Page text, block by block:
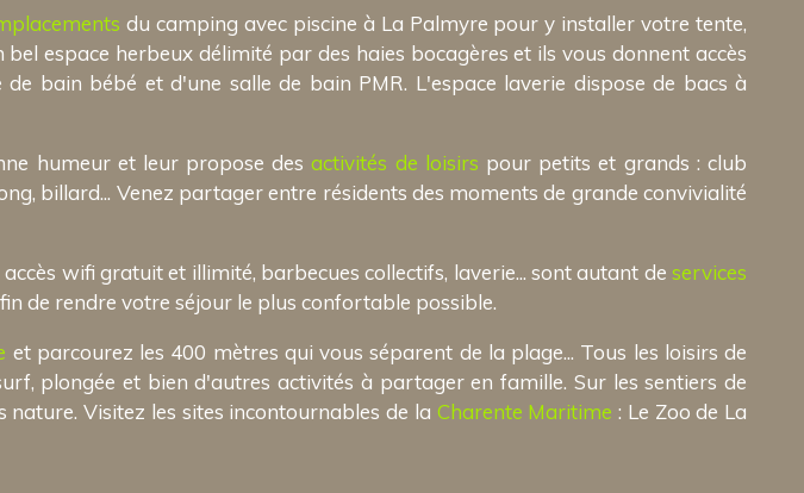
du camping avec piscine à La Palmyre pour y installer votre tente,
espace herbeux délimité par des haies bocagères et ils vous donnent accès
bain bébé et d'une salle de bain PMR. L'espace laverie dispose de bacs à
humeur et leur propose desactivités de loisirs pour petits et grands : club
billard... Venez partager entre résidents des moments de grande convivialité
wifi gratuit et illimité, barbecues collectifs, laverie... sont autant de services
de rendre votre séjour le plus confortable possible.
et parcourez les 400 mètres qui vous séparent de la plage... Tous les loisirs de
plongée et bien d'autres activités à partager en famille. Sur les sentiers de
Visitez les sites incontournables de la Charente Maritime : Le Zoo de La